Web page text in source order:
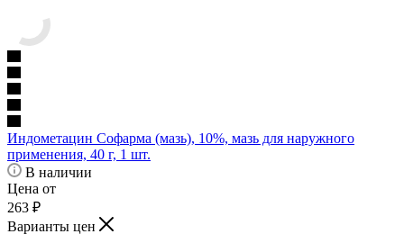
Индометацин Софарма (мазь), 10%, мазь для наружного
применения, 40 г, 1 шт.
В наличии
Цена от
263 ₽
Варианты цен